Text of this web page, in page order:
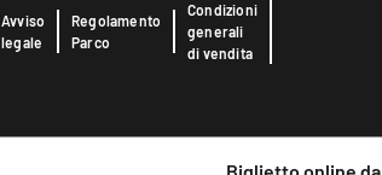
Biglietto online da
Avviso
legale
Regolamento
Parco
Condizioni
generali
di vendita